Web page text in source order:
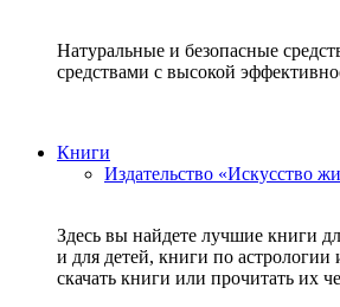
Натуральные и безопасные
средствами с высокой
Книги
Издательство «Искусство
Здесь вы найдете лучшие книги
и для детей, книги по
скачать книги или прочитать их